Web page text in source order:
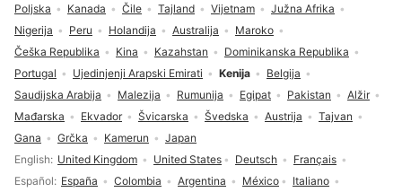
Izbor jezika
English United Kingdom United States Deutsch
Français
Español
España Colombia Argentina México
Italiano
Poljska
Kanada Čile Tajland Vijetnam
Južna Afrika
Nigerija
Peru Holandija Australija
Maroko
Češka Republika
Kina Kazahstan
Dominikanska Republika
Portugal
Ujedinjenji Arapski Emirati Kenija
Belgija
Saudijska Arabija
Malezija Rumunija Egipat Pakistan
Alžir
Mađarska
Ekvador Švicarska Švedska Austrija
Tajvan
Gana
Grčka Kamerun Japan